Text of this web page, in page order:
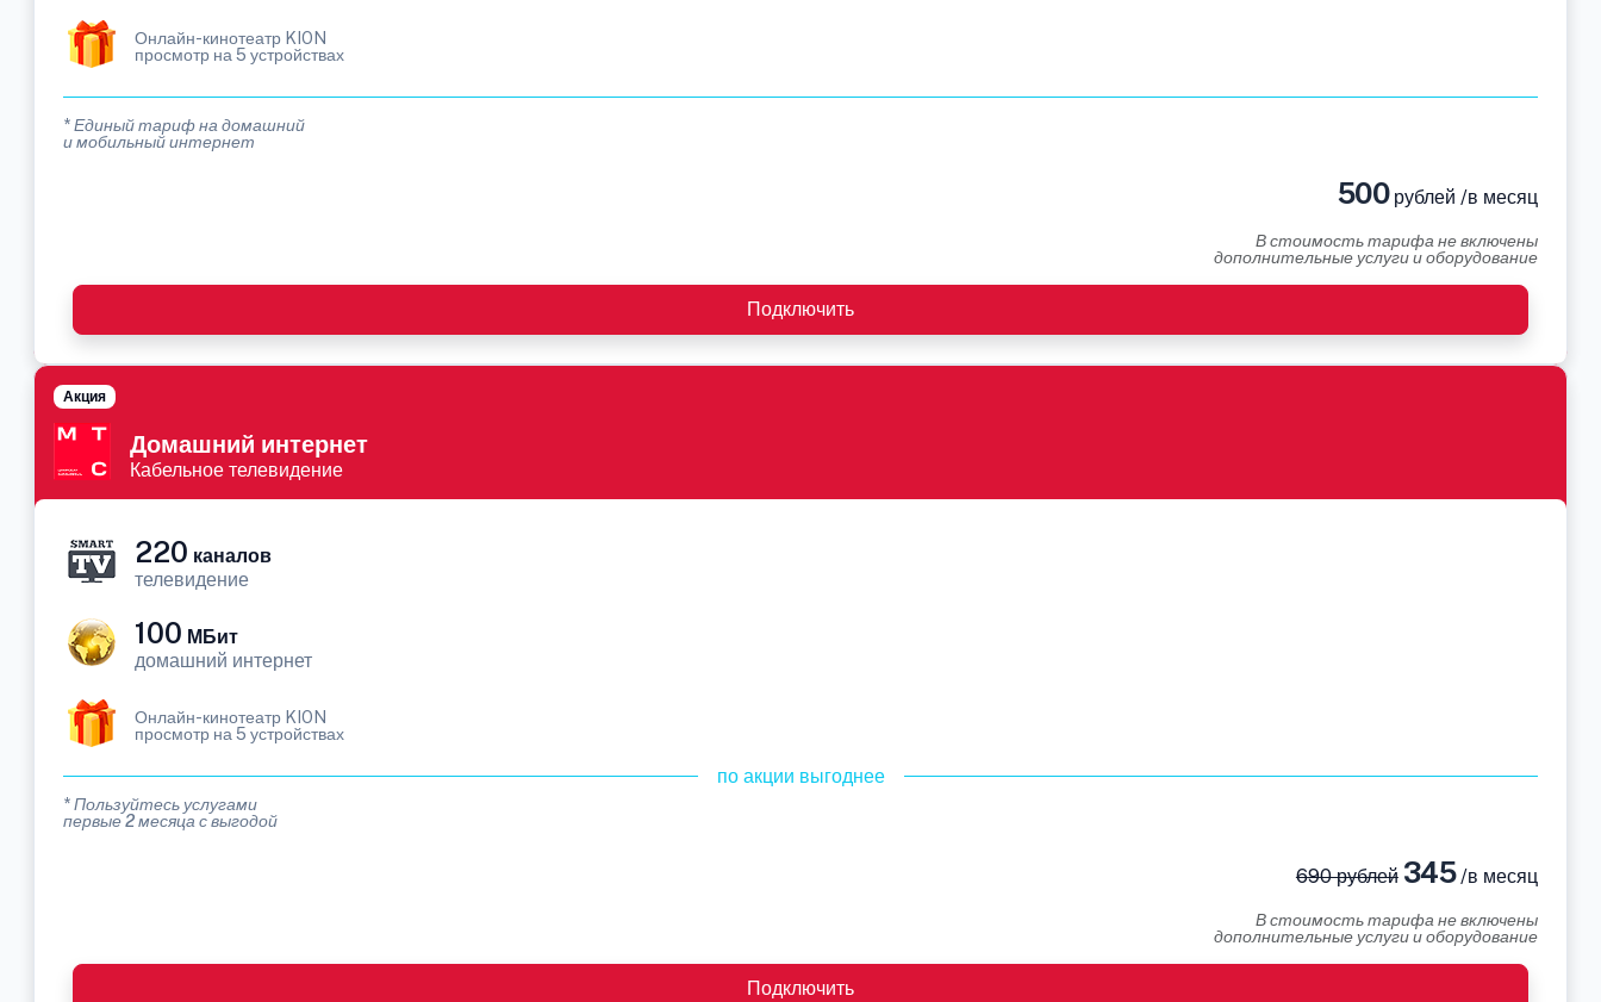
Онлайн-кинотеатр KION
просмотр на 5 устройствах
* Единый тариф на домашний
и мобильный интернет
500рублей /в месяц
В стоимость тарифа не включены
дополнительные услуги и оборудование
Подключить
Домашний интернет
Кабельное телевидение
Акция
220 каналов
телевидение
100 МБит
домашний интернет
Онлайн-кинотеатр KION
просмотр на 5 устройствах
по акции выгоднее
* Пользуйтесь услугами
первые 2 месяца с выгодой
690 рублей345/в месяц
В стоимость тарифа не включены
дополнительные услуги и оборудование
Подключить